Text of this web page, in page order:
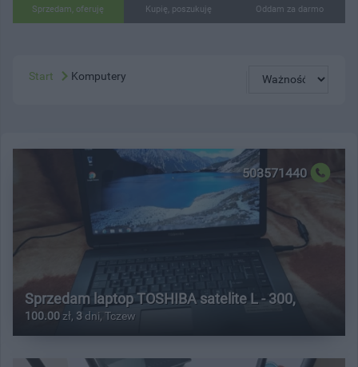
Sprzedam, oferuję Kupię, poszukuję Oddam za darmo
Start Komputery
503571440
Sprzedam laptop TOSHIBA satelite L - 300,
100.00 zł, 3 dni, Tczew